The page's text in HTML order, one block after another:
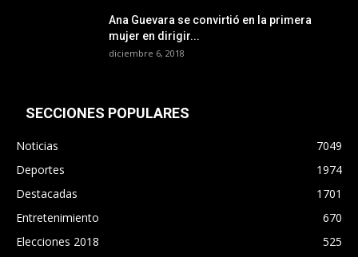
Ana Guevara se convirtió en la primera
mujer en dirigir...
diciembre 6, 2018
SECCIONES POPULARES
Noticias
7049
Deportes
1974
Destacadas
1701
Entretenimiento
670
Elecciones 2018
525